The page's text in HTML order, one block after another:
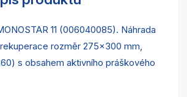
11 (006040085). Náhrada
rozměr 275x300 mm,
s obsahem aktivního práškového